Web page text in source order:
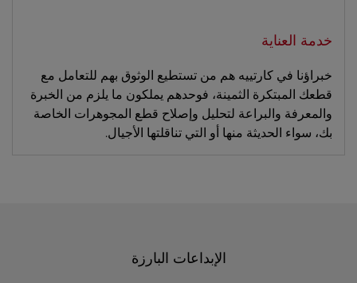
خدمة العناية
خبراؤنا في كارتييه هم من تستطيع الوثوق بهم للتعامل مع
قطعك المبتكرة الثمينة، فوحدهم يملكون ما يلزم من الخبرة
والمعرفة والبراعة لتحليل وإصلاح قطع المجوهرات الخاصة
بك، سواء الحديثة منها أو التي تناقلتها الأجيال.
الإبداعات البارزة